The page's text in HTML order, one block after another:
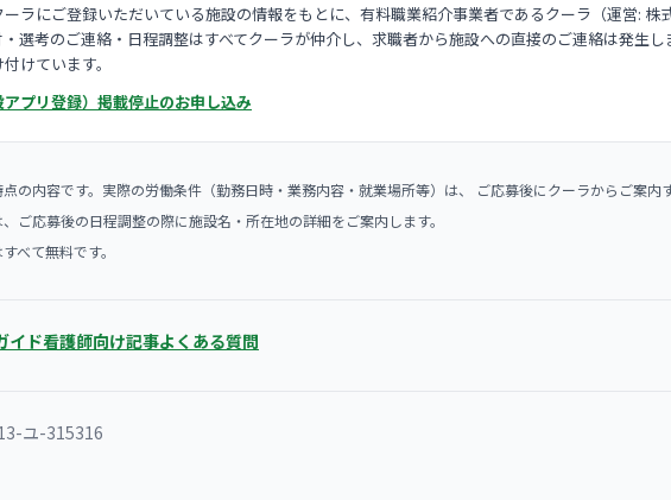
ラにご登録いただいている施設の情報をもとに、有料職業紹介事業者であるクーラ（運営:
選考のご連絡・日程調整はすべてクーラが仲介し、求職者から施設への直接のご連絡は発生
けています。
プリ登録） 掲載停止のお申し込み
の内容です。実際の労働条件（勤務日時・業務内容・就業場所等）は、 ご応募後にクーラからご案内
ご応募後の日程調整の際に施設名・所在地の詳細をご案内します。
べて無料です。
イド看護師向け記事よくある質問
ユ-315316